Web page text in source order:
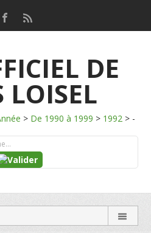
DE
LOISEL
> De 1990 à 1999 > 1992 > -